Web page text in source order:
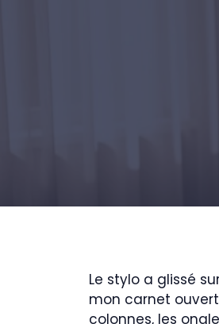
Le stylo a glissé
mon carnet
colonnes, les